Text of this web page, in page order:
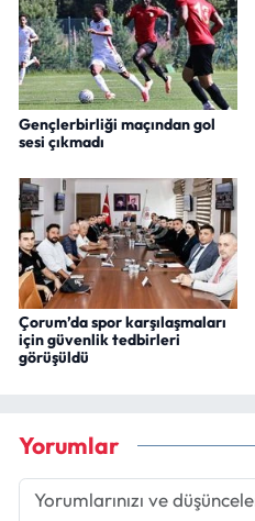
Gençlerbirliği maçından gol
sesi çıkmadı
Çorum’da spor karşılaşmaları
için güvenlik tedbirleri
görüşüldü
Yorumlar